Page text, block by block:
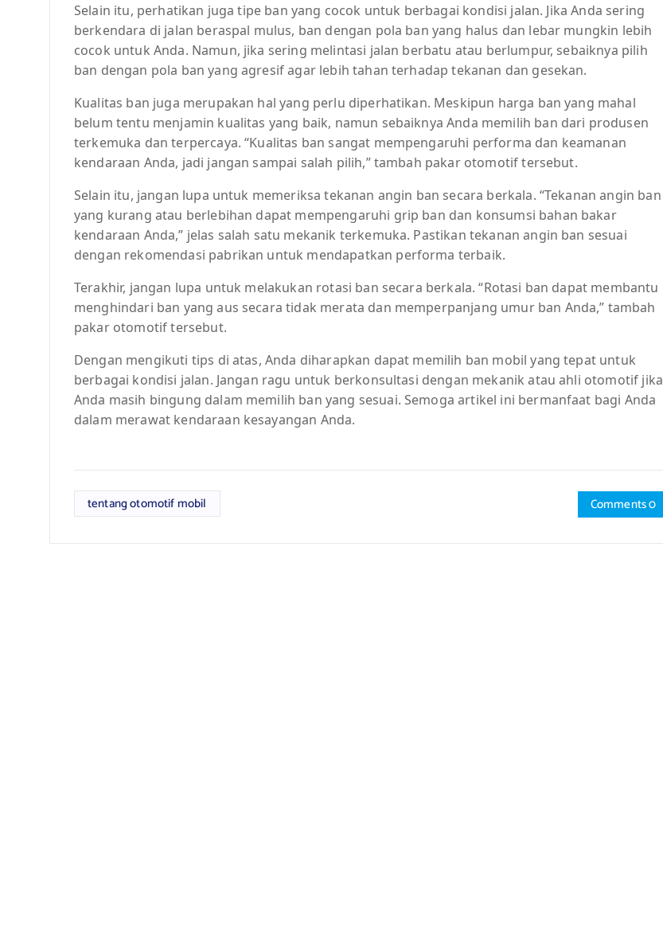
Selain itu, perhatikan juga tipe ban yang cocok untuk berbagai kondisi jalan. Jika Anda sering
berkendara di jalan beraspal mulus, ban dengan pola ban yang halus dan lebar mungkin lebih
cocok untuk Anda. Namun, jika sering melintasi jalan berbatu atau berlumpur, sebaiknya pilih
ban dengan pola ban yang agresif agar lebih tahan terhadap tekanan dan gesekan.
Kualitas ban juga merupakan hal yang perlu diperhatikan. Meskipun harga ban yang mahal
belum tentu menjamin kualitas yang baik, namun sebaiknya Anda memilih ban dari produsen
terkemuka dan terpercaya. “Kualitas ban sangat mempengaruhi performa dan keamanan
kendaraan Anda, jadi jangan sampai salah pilih,” tambah pakar otomotif tersebut.
Selain itu, jangan lupa untuk memeriksa tekanan angin ban secara berkala. “Tekanan angin ban
yang kurang atau berlebihan dapat mempengaruhi grip ban dan konsumsi bahan bakar
kendaraan Anda,” jelas salah satu mekanik terkemuka. Pastikan tekanan angin ban sesuai
dengan rekomendasi pabrikan untuk mendapatkan performa terbaik.
Terakhir, jangan lupa untuk melakukan rotasi ban secara berkala. “Rotasi ban dapat membantu
menghindari ban yang aus secara tidak merata dan memperpanjang umur ban Anda,” tambah
pakar otomotif tersebut.
Dengan mengikuti tips di atas, Anda diharapkan dapat memilih ban mobil yang tepat untuk
berbagai kondisi jalan. Jangan ragu untuk berkonsultasi dengan mekanik atau ahli otomotif jika
Anda masih bingung dalam memilih ban yang sesuai. Semoga artikel ini bermanfaat bagi Anda
dalam merawat kendaraan kesayangan Anda.
tentang otomotif mobil Comments 0